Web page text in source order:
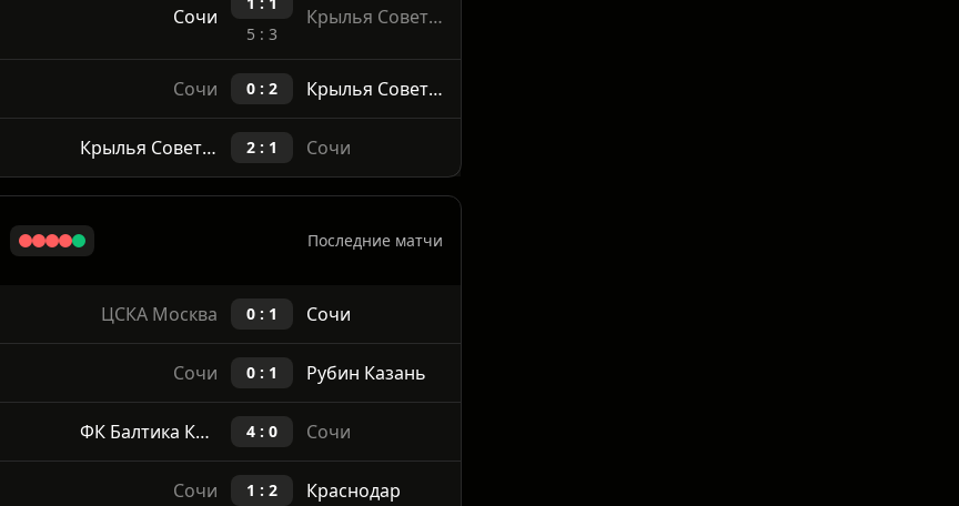
Крылья Советов Самара 2 : 0 Сочи
Сочи
1 : 1
5 : 3
Крылья Советов Самара
0 : 2
Последние матчи
0 : 1
0 : 1